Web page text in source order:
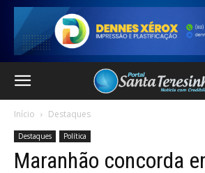
Início Destaques
Destaques Política
Maranhão concorda